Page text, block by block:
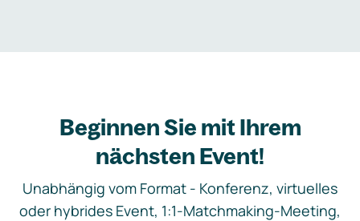
Beginnen Sie mit Ihrem
nächsten Event!
Unabhängig vom Format - Konferenz, virtuelles
oder hybrides Event, 1:1-Matchmaking-Meeting,